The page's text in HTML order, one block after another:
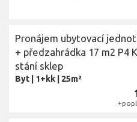
Pronájem ubytovací
+ předzahrádka 17 m2 P4
stání sklep
Byt 1+kk 25m²